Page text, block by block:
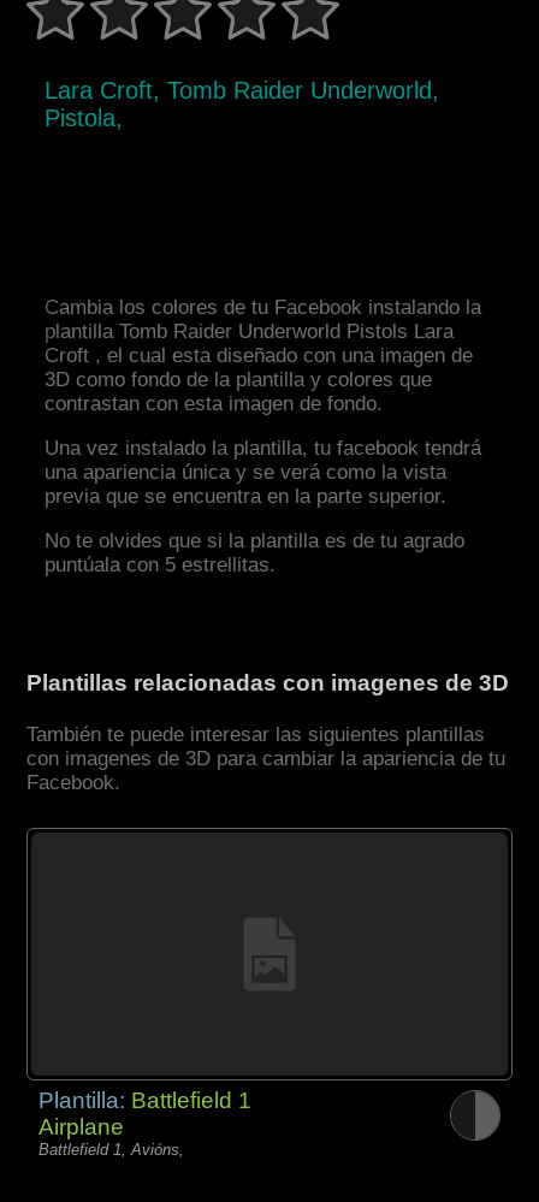
Lara Croft, Tomb Raider Underworld,
Pistola,
Cambia los colores de tu Facebook instalando la
plantilla Tomb Raider Underworld Pistols Lara
Croft , el cual esta diseñado con una imagen de
3D como fondo de la plantilla y colores que
contrastan con esta imagen de fondo.
Una vez instalado la plantilla, tu facebook tendrá
una apariencia única y se verá como la vista
previa que se encuentra en la parte superior.
No te olvides que si la plantilla es de tu agrado
puntúala con 5 estrellitas.
Plantillas relacionadas con imagenes de 3D
También te puede interesar las siguientes plantillas
con imagenes de 3D para cambiar la apariencia de tu
Facebook.
Plantilla: Battlefield 1
Airplane
Battlefield 1, Avións,